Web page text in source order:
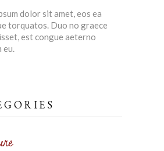
dolor sit amet, eos ea
torquatos. Duo no graece
est congue aeterno
eu.